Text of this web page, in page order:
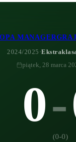
MANAGER
2024/2025 ·
piątek, 28 marca
0-
(0-0)